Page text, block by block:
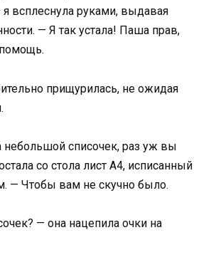
я всплеснула руками, выдавая
— Я так устала! Паша прав,
прищурилась, не ожидая
небольшой списочек, раз уж вы
со стола лист А4, исписанный
— Чтобы вам не скучно было.
— она нацепила очки на